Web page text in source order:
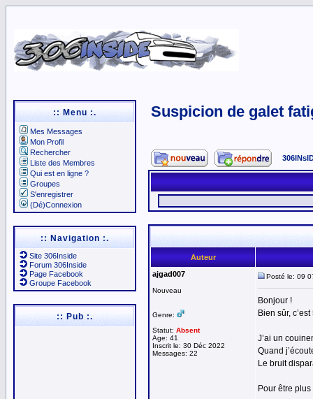
:: Menu :.
Mes Messages
Mon Profil
Rechercher
Liste des Membres
Qui est en ligne ?
Groupes
S'enregistrer
(Dé)Connexion
:: Navigation :.
Site 306Inside
Forum 306Inside
Page Facebook
Groupe Facebook
:: Pub :.
Suspicion de galet
Auteur
ajgad007
Nouveau
Genre:
Statut: Absent
Age: 41
Inscrit le: 30 Déc 2022
Messages: 22
Posté le: 09
Bonjour !
Bien sûr,
J’ai un
Quand
Le bruit
Pour être